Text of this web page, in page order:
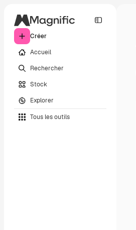
Créer
Accueil
Rechercher
Stock
Explorer
Tous les outils